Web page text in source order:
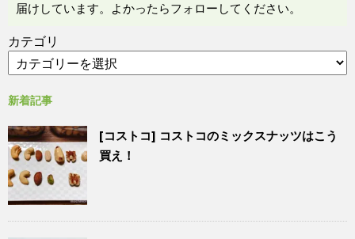
届けしています。よかったらフォローしてください。
カテゴリ
新着記事
[コストコ] コストコのミックスナッツはこう
買え！